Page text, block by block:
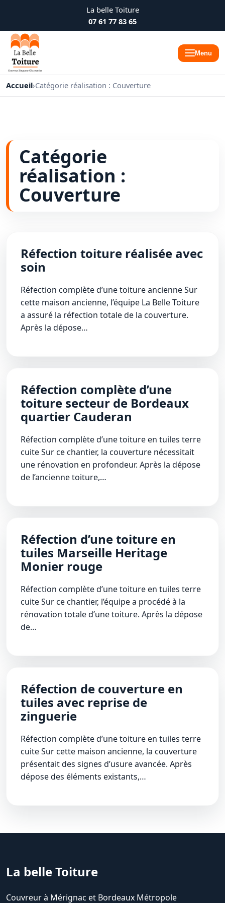
La belle Toiture
07 61 77 83 65
Menu
Accueil›Catégorie réalisation : Couverture
Catégorie
réalisation :
Couverture
Réfection toiture réalisée avec
soin
Réfection complète d’une toiture ancienne Sur
cette maison ancienne, l’équipe La Belle Toiture
a assuré la réfection totale de la couverture.
Après la dépose…
Réfection complète d’une
toiture secteur de Bordeaux
quartier Cauderan
Réfection complète d’une toiture en tuiles terre
cuite Sur ce chantier, la couverture nécessitait
une rénovation en profondeur. Après la dépose
de l’ancienne toiture,…
Réfection d’une toiture en
tuiles Marseille Heritage
Monier rouge
Réfection complète d’une toiture en tuiles terre
cuite Sur ce chantier, l’équipe a procédé à la
rénovation totale d’une toiture. Après la dépose
de…
Réfection de couverture en
tuiles avec reprise de
zinguerie
Réfection complète d’une toiture en tuiles terre
cuite Sur cette maison ancienne, la couverture
présentait des signes d’usure avancée. Après
dépose des éléments existants,…
La belle Toiture
Couvreur à Mérignac et Bordeaux Métropole